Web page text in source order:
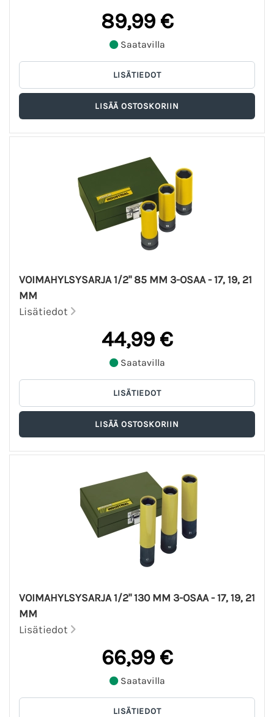
89,99 €
Saatavilla
VOIMAHYLSYSARJA 1/2" 85 MM 3-OSAA - 17, 19, 21
MM
Lisätiedot
44,99 €
Saatavilla
VOIMAHYLSYSARJA 1/2" 130 MM 3-OSAA - 17, 19, 21
MM
Lisätiedot
66,99 €
Saatavilla